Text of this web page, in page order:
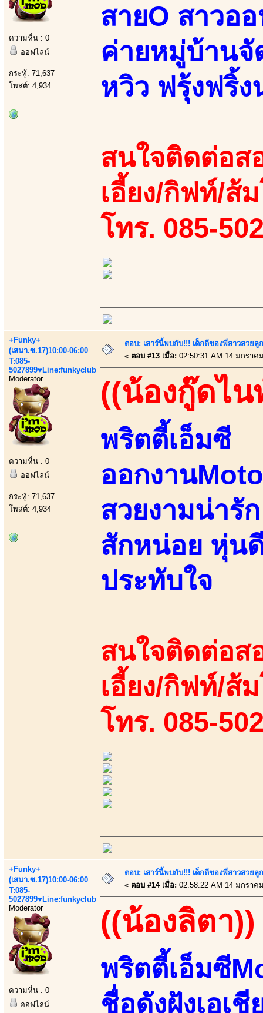
ความหื่น : 0
ออฟไลน์
กระทู้: 71,637
โพสต์: 4,934
สายO สาวอ
ค่ายหมู่บ้านจั
หวิว ฟรุ้งฟริ้ง
สนใจติดต่อส
เอี้ยง/กิฟท์/ส้
โทร. 085-
+Funky+
(เสนา.ซ.17)10:00-06:00
T:085-
5027899♥Line:funkyclub
Moderator
ความหื่น : 0
ออฟไลน์
กระทู้: 71,637
โพสต์: 4,934
ตอบ: เสาร์นี้พบกับ!!! เด็กดีของพี่สาวสวยลู
« ตอบ #13 เมื่อ: 02:50:31 AM 14 มกราค
((น้องกู๊ดไน
พริตตี้เอ็มซี
ออกงาน
สวยงามน่ารั
สักหน่อย หุ่น
ประทับใจ
สนใจติดต่อส
เอี้ยง/กิฟท์/ส้
โทร. 085-
+Funky+
(เสนา.ซ.17)10:00-06:00
T:085-
5027899♥Line:funkyclub
Moderator
ความหื่น : 0
ออฟไลน์
ตอบ: เสาร์นี้พบกับ!!! เด็กดีของพี่สาวสวยลู
« ตอบ #14 เมื่อ: 02:58:22 AM 14 มกราค
((น้องลิตา))
พริตตี้เอ็มซี
ชื่อดังฝังเอเ